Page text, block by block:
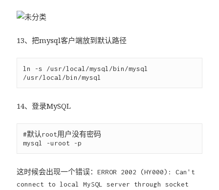
13、把mysql客户端放到默认路径
ln -s /usr/local/mysql/bin/mysql
14、登录MySQL
#默认root用户没有密码
这时候会出现一个错误：ERROR 2002 (HY000): Can't
connect to local MySQL server through socket